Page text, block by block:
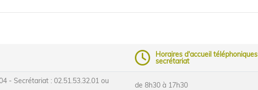
Horaires d'accueil téléphoniques
secrétariat
- Secrétariat : 02.51.53.32.01 ou de 8h30 à 17h30